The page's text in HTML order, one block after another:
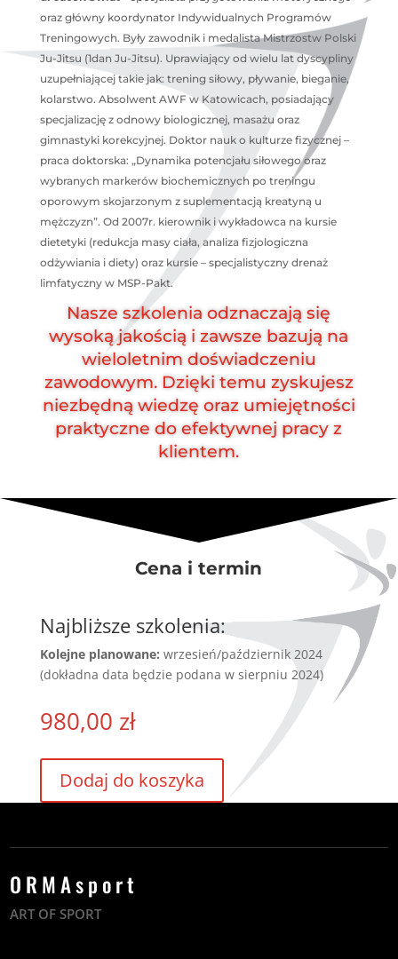
oraz główny koordynator Indywidualnych Programów
Treningowych. Były zawodnik i medalista Mistrzostw Polski
Ju-Jitsu (1dan Ju-Jitsu). Uprawiający od wielu lat dyscypliny
uzupełniającej takie jak: trening siłowy, pływanie, bieganie,
kolarstwo. Absolwent AWF w Katowicach, posiadający
specjalizację z odnowy biologicznej, masażu oraz
gimnastyki korekcyjnej. Doktor nauk o kulturze fizycznej –
praca doktorska: „Dynamika potencjału siłowego oraz
wybranych markerów biochemicznych po treningu
oporowym skojarzonym z suplementacją kreatyną u
mężczyzn”. Od 2007r. kierownik i wykładowca na kursie
dietetyki (redukcja masy ciała, analiza fizjologiczna
odżywiania i diety) oraz kursie – specjalistyczny drenaż
limfatyczny w MSP-Pakt.
Nasze szkolenia odznaczają się
wysoką jakością i zawsze bazują na
wieloletnim doświadczeniu
zawodowym. Dzięki temu zyskujesz
niezbędną wiedzę oraz umiejętności
praktyczne do efektywnej pracy z
klientem.
Cena i termin
Najbliższe szkolenia:
Kolejne planowane: wrzesień/październik 2024
(dokładna data będzie podana w sierpniu 2024)
980,00 zł
Dodaj do koszyka
ORMAsport
ART OF SPORT